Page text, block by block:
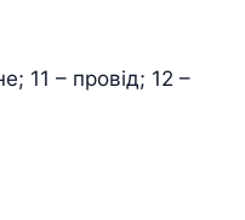
11 – провід; 12 –